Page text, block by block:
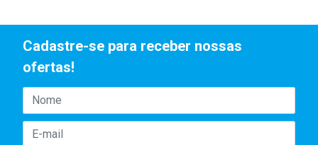
Cadastre-se para receber nossas
ofertas!